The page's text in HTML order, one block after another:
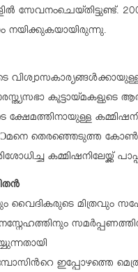
നയിക്കുകയായിരുന്നു.
കൂട്ടായ്മകളുടെ
ക്ഷേമത്തിനായുള്ള
തെരഞ്ഞെടുത്ത
കമ്മിഷനിലേയ്ക്ക്
മിത്രവും
ഇപ്പോഴത്തെ